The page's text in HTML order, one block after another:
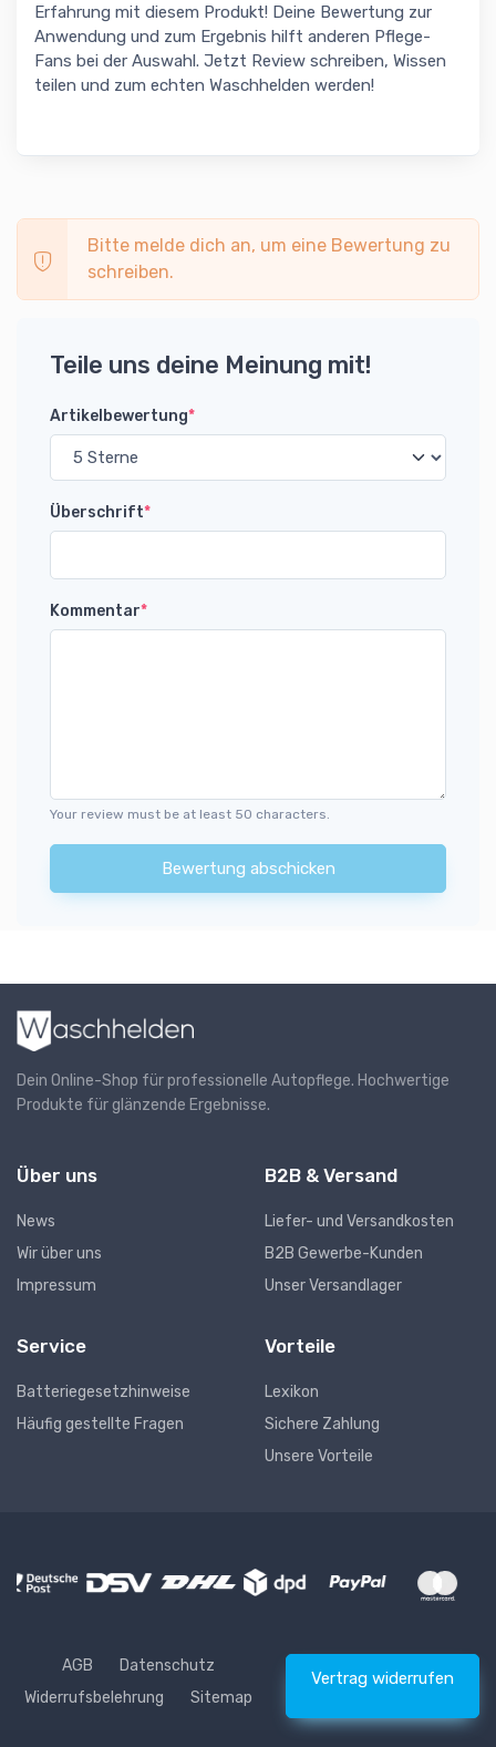
Erfahrung mit diesem Produkt! Deine Bewertung zur
Anwendung und zum Ergebnis hilft anderen Pflege-
Fans bei der Auswahl. Jetzt Review schreiben, Wissen
teilen und zum echten Waschhelden werden!
Bitte melde dich an, um eine Bewertung zu
schreiben.
Teile uns deine Meinung mit!
Artikelbewertung*
Überschrift*
Kommentar*
Your review must be at least 50 characters.
Bewertung abschicken
Dein Online-Shop für professionelle Autopflege. Hochwertige
Produkte für glänzende Ergebnisse.
Über uns
News
Wir über uns
Impressum
B2B & Versand
Liefer- und Versandkosten
B2B Gewerbe-Kunden
Unser Versandlager
Service
Batteriegesetzhinweise
Häufig gestellte Fragen
Vorteile
Lexikon
Sichere Zahlung
Unsere Vorteile
AGB
Datenschutz
Widerrufsbelehrung
Sitemap
Vertrag widerrufen